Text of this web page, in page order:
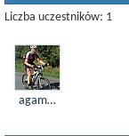
Liczba uczestników: 1
agamorel